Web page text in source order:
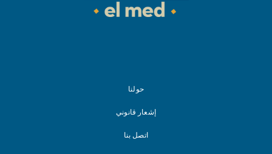
حولنا
إشعار قانوني
اتصل بنا